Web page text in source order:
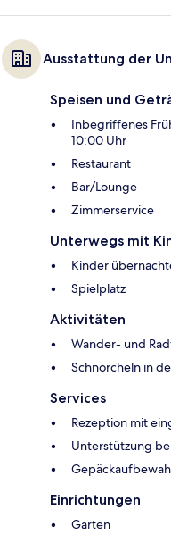
Ausstattung der
Speisen und
Inbegriffenes
10:00 Uhr
Restaurant
Bar/Lounge
Zimmerservice
Unterwegs mit
Kinder
Spielplatz
Aktivitäten
Wander- und
Schnorcheln in
Services
Rezeption mit
Unterstützung
Einrichtungen
Garten